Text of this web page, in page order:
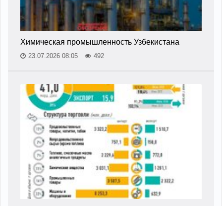
Химическая промышленность Узбекистана
23.07.2026 08:05 492